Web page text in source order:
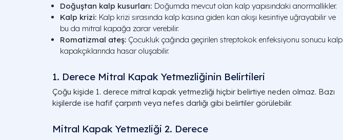
Doğuştan kalp kusurları: Doğumda mevcut olan kalp yapısındaki anormallikler.
Kalp krizi: Kalp krizi sırasında kalp kasına giden kan akışı kesintiye uğrayabilir ve
bu da mitral kapağa zarar verebilir.
Romatizmal ateş: Çocukluk çağında geçirilen streptokok enfeksiyonu sonucu kalp
kapakçıklarında hasar oluşabilir.
1. Derece Mitral Kapak Yetmezliğinin Belirtileri
Çoğu kişide 1. derece mitral kapak yetmezliği hiçbir belirtiye neden olmaz. Bazı
kişilerde ise hafif çarpıntı veya nefes darlığı gibi belirtiler görülebilir.
Mitral Kapak Yetmezliği 2. Derece